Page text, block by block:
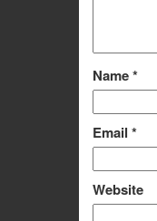
Name*
Email *
Website